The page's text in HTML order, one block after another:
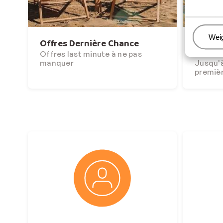
Offres Dernière Chance
Offres last minute à ne pas
manquer
Et si
hiver ?